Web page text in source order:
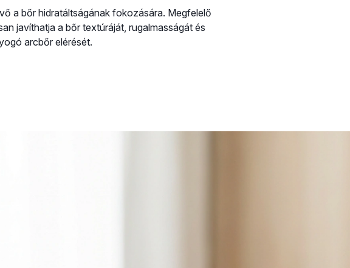
a bőr hidratáltságának fokozására. Megfelelő
javíthatja a bőr textúráját, rugalmasságát és
arcbőr elérését.